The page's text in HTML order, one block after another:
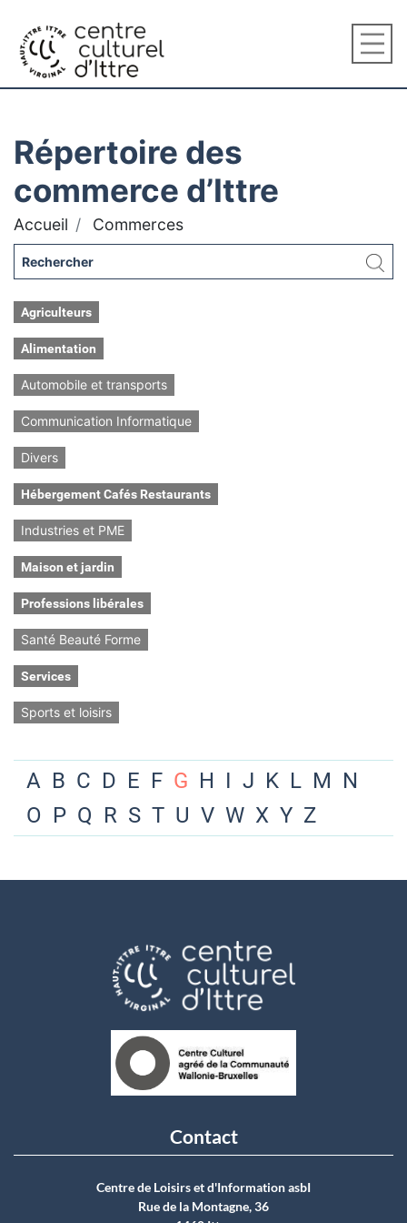
Répertoire des
commerce d’Ittre
Accueil Commerces
Agriculteurs
Alimentation
Automobile et transports
Communication Informatique
Divers
Hébergement Cafés Restaurants
Industries et PME
Maison et jardin
Professions libérales
Santé Beauté Forme
Services
Sports et loisirs
A B C D E F G H I J K L M N
O P Q R S T U V W X Y Z
Contact
Centre de Loisirs et d'Information asbI
Rue de la Montagne, 36